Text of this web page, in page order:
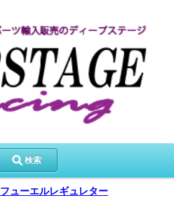
検索
フューエルレギュレター